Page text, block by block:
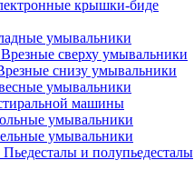
крышки-биде
умывальники
Врезные сверху умывальники
снизу умывальники
умывальники
машины
умывальники
умывальники
Пьедесталы и полупьедесталы